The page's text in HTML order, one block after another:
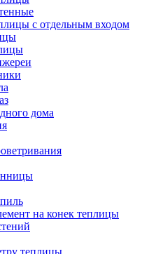
с отдельным входом
дома
на конек теплицы
теплицы